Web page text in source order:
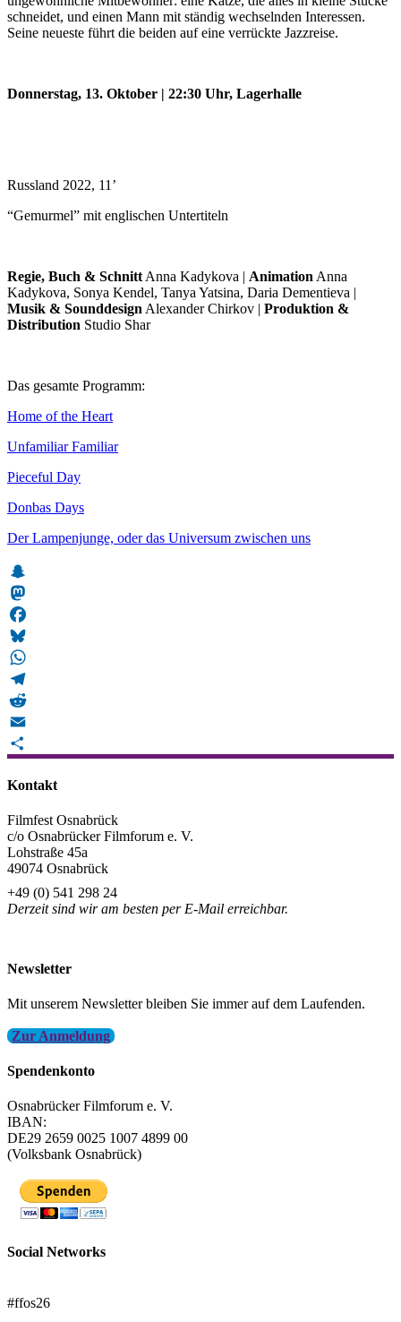
schneidet, und einen Mann mit ständig wechselnden Interessen.
Seine neueste führt die beiden auf eine verrückte Jazzreise.
Donnerstag, 13. Oktober | 22:30 Uhr, Lagerhalle
Russland 2022, 11’
“Gemurmel” mit englischen Untertiteln
Regie, Buch & Schnitt Anna Kadykova | Animation Anna
Kadykova, Sonya Kendel, Tanya Yatsina, Daria Dementieva |
Musik & Sounddesign Alexander Chirkov | Produktion &
Distribution Studio Shar
Das gesamte Programm:
Home of the Heart
Unfamiliar Familiar
Pieceful Day
Donbas Days
Der Lampenjunge, oder das Universum zwischen uns
Snapchat
Mastodon
Facebook
Bluesky
WhatsApp
Telegram
Reddit
Email
Kontakt
Filmfest Osnabrück
c/o Osnabrücker Filmforum e. V.
Lohstraße 45a
49074 Osnabrück
+49 (0) 541 298 24
Derzeit sind wir am besten per E-Mail erreichbar.
Newsletter
Mit unserem Newsletter bleiben Sie immer auf dem Laufenden.
Zur Anmeldung
Spendenkonto
Osnabrücker Filmforum e. V.
IBAN:
DE29 2659 0025 1007 4899 00
(Volksbank Osnabrück)
Social Networks
#ffos26